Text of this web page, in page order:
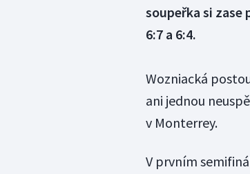
soupeřka si zase
6:7 a 6:4.
Wozniacká
ani jednou
v Monterrey.
V prvním